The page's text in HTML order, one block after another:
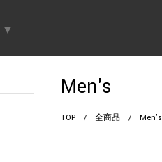
▼
Men's
TOP / 全商品 / Men's